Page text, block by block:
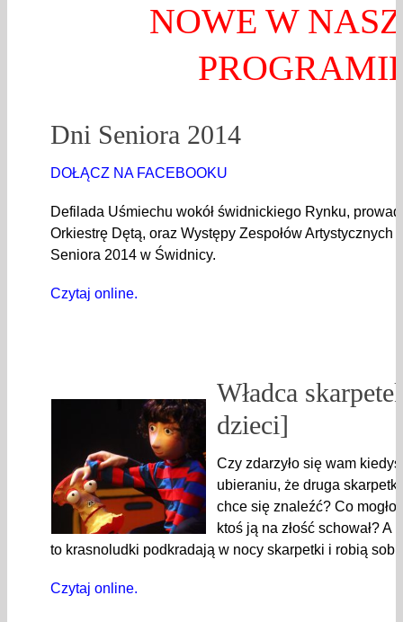
NOWE W
Dni Seniora 2014
DOŁĄCZ NA FACEBOOKU
Defilada Uśmiechu wokół świdnickiego Rynku,
Orkiestrę Dętą, oraz Występy Zespołów Artystycznych
Seniora 2014 w Świdnicy.
Czytaj online.
Władca
dzieci]
Czy zdarzyło się wam
ubieraniu, że druga
chce się znaleźć? Co
ktoś ją na złość schował? A
to krasnoludki podkradają w nocy skarpetki i robią
Czytaj online.